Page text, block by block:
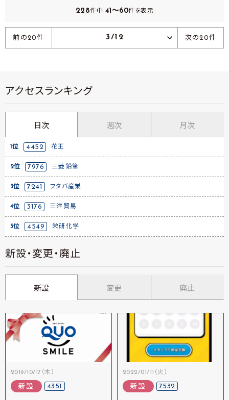
228件中 41～60件を表示
前の20件 3/12 次の20件
アクセスランキング
日次 週次 月次
1位 4452 花王
2位 7976 三菱鉛筆
3位 7241 フタバ産業
4位 3176 三洋貿易
5位 4549 栄研化学
新設・変更・廃止
新設 変更 廃止
2019/10/17（木）
新設 4351
2022/01/11（火）
新設 7532